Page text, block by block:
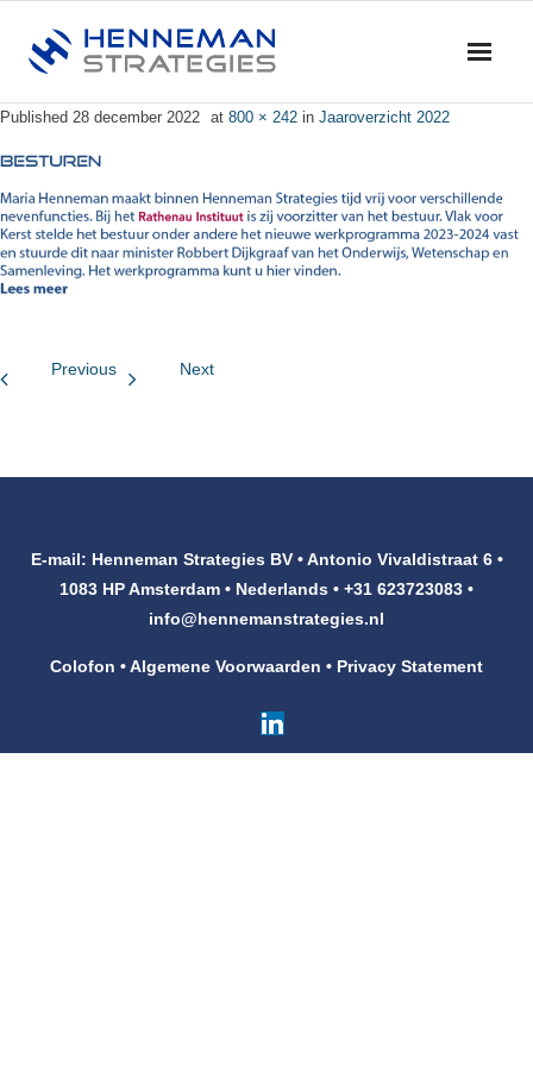
Diensten
- Advies
Klanten
Published 28 december 2022 at 800 × 242 in Jaaroverzicht 2022
Previous Next
E-mail: Henneman Strategies BV • Antonio Vivaldistraat 6 •
1083 HP Amsterdam • Nederlands • +31 623723083 •
info@hennemanstrategies.nl
Colofon •Algemene Voorwaarden • Privacy Statement